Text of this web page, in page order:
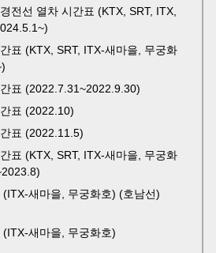
전선 열차 시간표 (KTX, SRT, ITX,
표 (KTX, SRT, ITX-새마을, 무궁화
표 (2022.7.31~2022.9.30)
표 (2022.10)
표 (2022.11.5)
표 (KTX, SRT, ITX-새마을, 무궁화
새마을, 무궁화호) (호남선)
새마을, 무궁화호)